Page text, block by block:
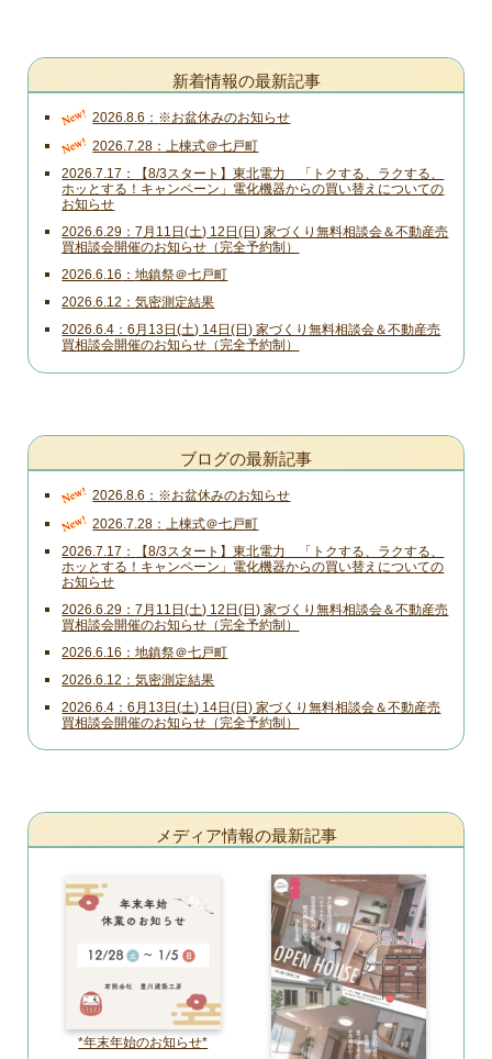
新着情報の最新記事
New! 2026.8.6 ※お盆休みのお知らせ
New! 2026.7.28 上棟式＠七戸町
2026.7.17
【8/3スタート】東北電力 「トクする、ラクする、
ホッとする！キャンペーン」電化機器からの買い替えについての
お知らせ
2026.6.29
7月11日(土) 12日(日) 家づくり無料相談会＆不動産売
買相談会開催のお知らせ（完全予約制）
2026.6.16 地鎮祭＠七戸町
2026.6.12 気密測定結果
2026.6.4
6月13日(土) 14日(日) 家づくり無料相談会＆不動産売
買相談会開催のお知らせ（完全予約制）
ブログの最新記事
New! 2026.8.6 ※お盆休みのお知らせ
New! 2026.7.28 上棟式＠七戸町
2026.7.17
【8/3スタート】東北電力 「トクする、ラクする、
ホッとする！キャンペーン」電化機器からの買い替えについての
お知らせ
2026.6.29
7月11日(土) 12日(日) 家づくり無料相談会＆不動産売
買相談会開催のお知らせ（完全予約制）
2026.6.16 地鎮祭＠七戸町
2026.6.12 気密測定結果
2026.6.4
6月13日(土) 14日(日) 家づくり無料相談会＆不動産売
買相談会開催のお知らせ（完全予約制）
メディア情報の最新記事
*年末年始のお知らせ*